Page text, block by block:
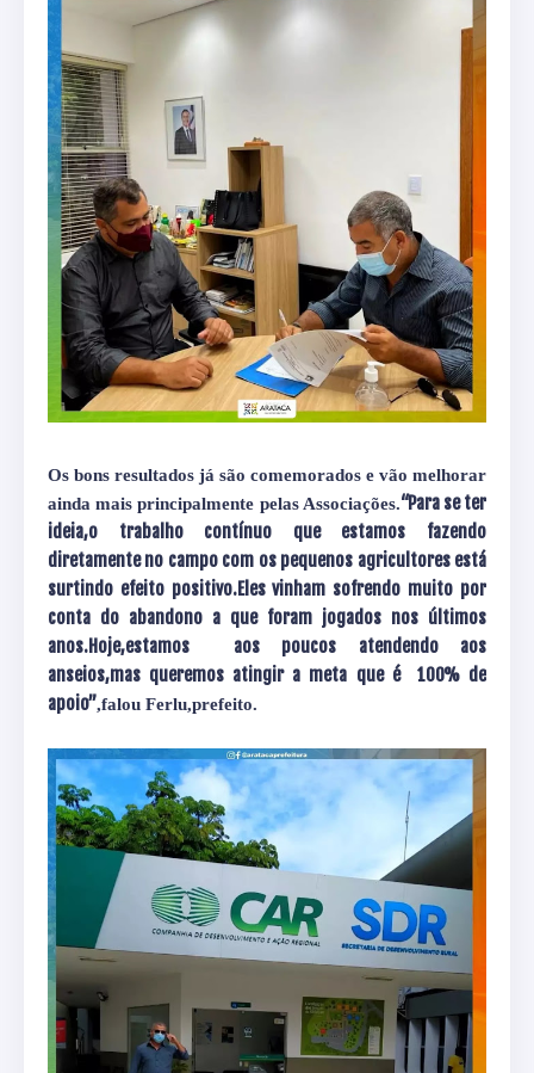
Os bons resultados já são comemorados e vão melhorar
ainda mais principalmente pelas Associações.“Para se ter
ideia,o trabalho contínuo que estamos fazendo
diretamente no campo com os pequenos agricultores está
surtindo efeito positivo.Eles vinham sofrendo muito por
conta do abandono a que foram jogados nos últimos
anos.Hoje,estamos aos poucos atendendo aos
anseios,mas queremos atingir a meta que é 100% de
apoio”,falou Ferlu,prefeito.